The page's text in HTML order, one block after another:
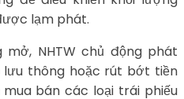
lạm phát.
NHTW chủ động phát
thông hoặc rút bớt tiền
bán các loại trái phiếu